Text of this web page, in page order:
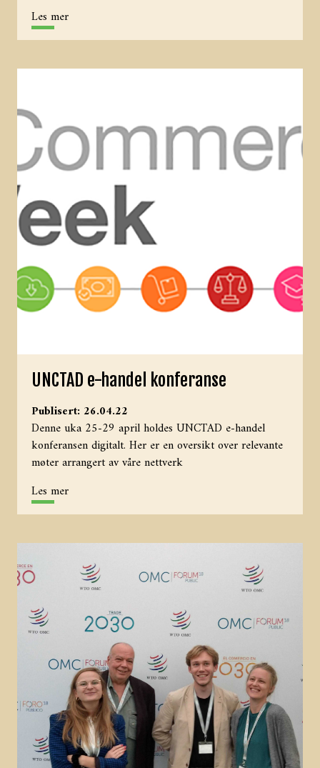
Les mer
UNCTAD e-handel konferanse
Publisert: 26.04.22
Denne uka 25-29 april holdes UNCTAD e-handel
konferansen digitalt. Her er en oversikt over relevante
møter arrangert av våre nettverk
Les mer